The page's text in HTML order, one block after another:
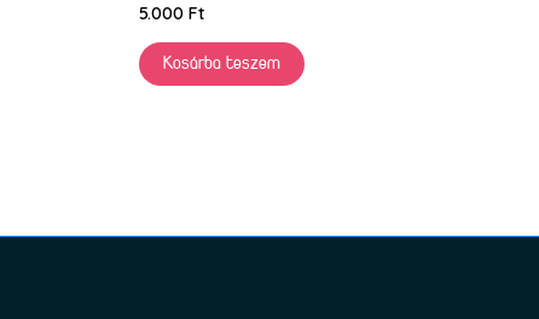
5.000 Ft
Kosárba teszem